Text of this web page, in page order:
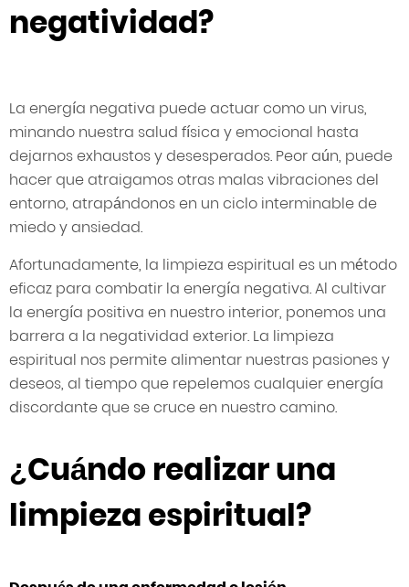
negatividad?
La energía negativa puede actuar como un virus,
minando nuestra salud física y emocional hasta
dejarnos exhaustos y desesperados. Peor aún, puede
hacer que atraigamos otras malas vibraciones del
entorno, atrapándonos en un ciclo interminable de
miedo y ansiedad.
Afortunadamente, la limpieza espiritual es un método
eficaz para combatir la energía negativa. Al cultivar
la energía positiva en nuestro interior, ponemos una
barrera a la negatividad exterior. La limpieza
espiritual nos permite alimentar nuestras pasiones y
deseos, al tiempo que repelemos cualquier energía
discordante que se cruce en nuestro camino.
¿Cuándo realizar una
limpieza espiritual?